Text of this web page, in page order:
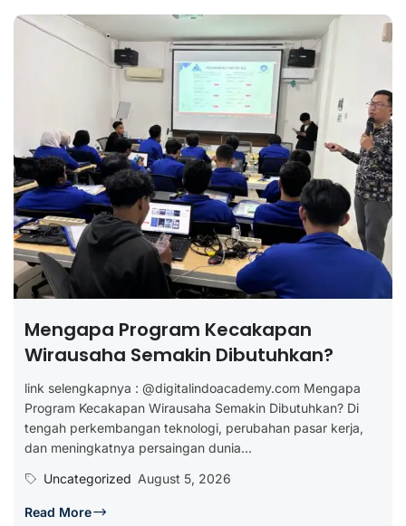
Mengapa Program Kecakapan
Wirausaha Semakin Dibutuhkan?
link selengkapnya : @digitalindoacademy.com Mengapa
Program Kecakapan Wirausaha Semakin Dibutuhkan? Di
tengah perkembangan teknologi, perubahan pasar kerja,
dan meningkatnya persaingan dunia...
Uncategorized August 5, 2026
Read More